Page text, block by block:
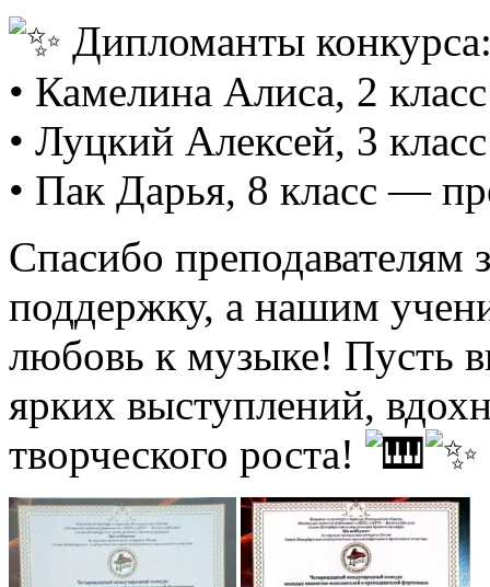
Дипломанты
• Камелина Алиса, 2
• Луцкий Алексей, 3
• Пак Дарья, 8 класс —
Спасибо преподавателям
поддержку, а нашим
любовь к музыке! Пусть
ярких выступлений,
творческого роста!